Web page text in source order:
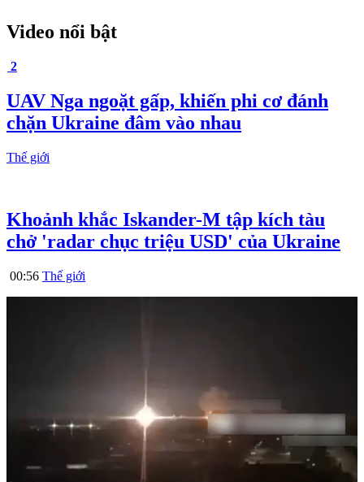
Video nổi bật
2
UAV Nga ngoặt gấp, khiến phi cơ đánh
chặn Ukraine đâm vào nhau
Thế giới
Khoảnh khắc Iskander-M tập kích tàu
chở 'radar chục triệu USD' của Ukraine
00:56 Thế giới